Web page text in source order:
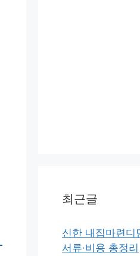
최근글
신한 내집마련디
서류·비용 총정리